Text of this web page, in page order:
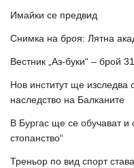
Имайки се предвид
Снимка на броя: Лятна
Вестник „Аз-буки“ – брой
Нов институт ще изследва
наследство на Балканите
В Бургас ще се обучават и
стопанство“
Треньор по вид спорт